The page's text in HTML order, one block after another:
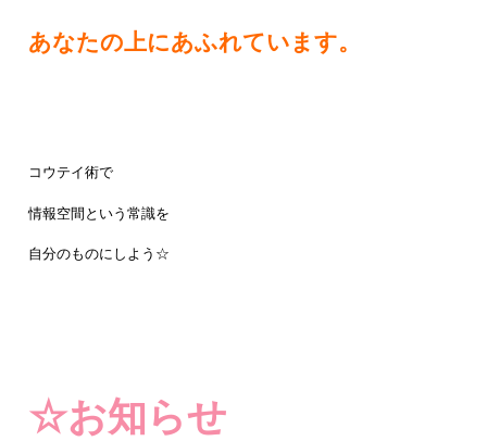
あなたの上にあふれています。
コウテイ術で
情報空間という常識を
自分のものにしよう☆
☆お知らせ